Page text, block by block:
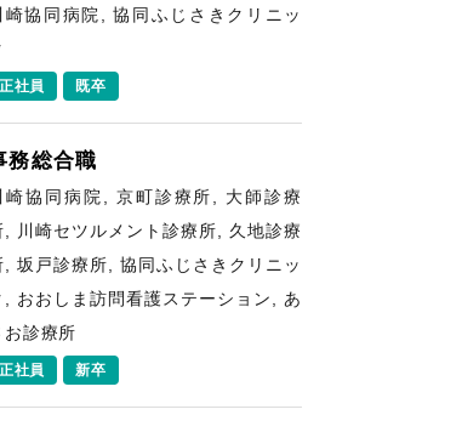
崎協同病院, 協同ふじさきクリニッ
正社員 既卒
務総合職
崎協同病院, 京町診療所, 大師診療
, 川崎セツルメント診療所, 久地診療
, 坂戸診療所, 協同ふじさきクリニッ
, おおしま訪問看護ステーション, あ
お診療所
正社員 新卒